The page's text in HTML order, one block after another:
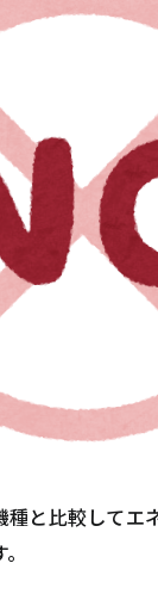
と比較してエ